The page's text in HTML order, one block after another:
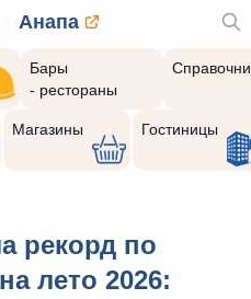
Анапа
Бары
- рестораны
Магазины Гостиницы
рекорд по
лето 2026: